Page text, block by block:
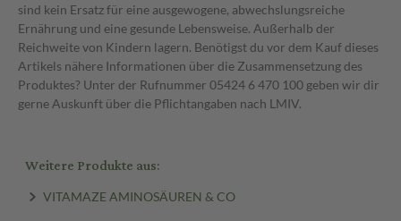
sind kein Ersatz für eine ausgewogene, abwechslungsreiche
Ernährung und eine gesunde Lebensweise. Außerhalb der
Reichweite von Kindern lagern. Benötigst du vor dem Kauf dieses
Artikels nähere Informationen über die Zusammensetzung des
Produktes? Unter der Rufnummer 05424 6 470 100 geben wir dir
gerne Auskunft über die Pflichtangaben nach LMIV.
Weitere Produkte aus:
VITAMAZE AMINOSÄUREN & CO